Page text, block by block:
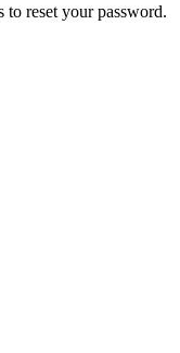
to reset your password.